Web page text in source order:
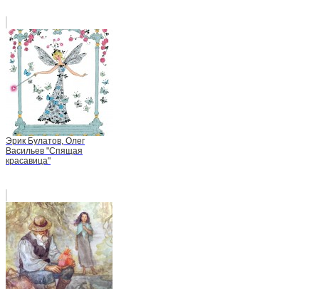
Эрик Булатов, Олег
Васильев "Спящая
красавица"